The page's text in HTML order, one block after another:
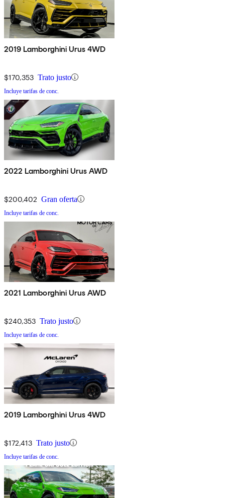
2019 Lamborghini Urus 4WD
$170,353 Trato justo
Incluye tarifas de conc.
2022 Lamborghini Urus AWD
$200,402 Gran oferta
Incluye tarifas de conc.
2021 Lamborghini Urus AWD
$240,353 Trato justo
Incluye tarifas de conc.
2019 Lamborghini Urus 4WD
$172,413 Trato justo
Incluye tarifas de conc.